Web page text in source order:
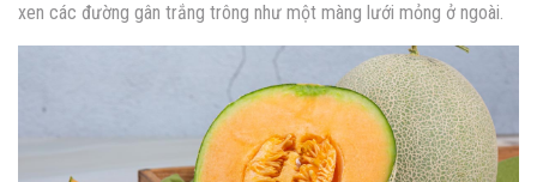
xen các đường gân trắng trông như một màng lưới mỏng ở ngoài.